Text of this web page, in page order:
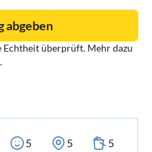
überprüft. Mehr dazu
.
abgeben
5 5 5